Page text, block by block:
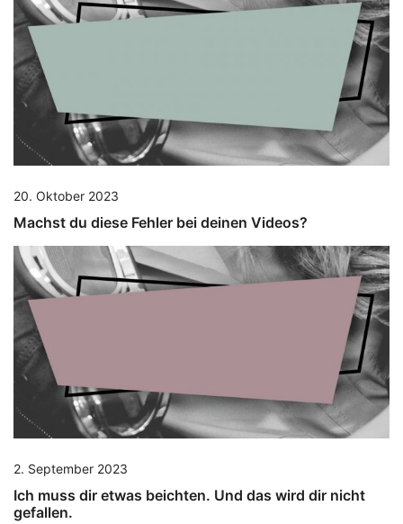
20. Oktober 2023
Machst du diese Fehler bei deinen Videos?
2. September 2023
Ich muss dir etwas beichten. Und das wird dir nicht
gefallen.